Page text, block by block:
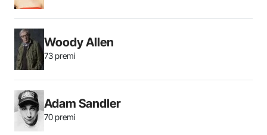
Woody Allen
73 premi
Adam Sandler
70 premi